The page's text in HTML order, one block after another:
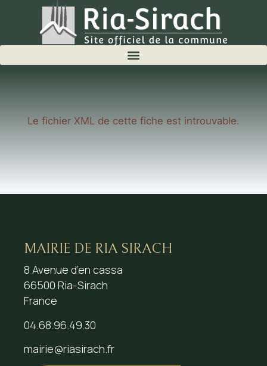
Le fichier XML de cette fiche est introuvable.
MAIRIE DE RIA SIRACH
8 Avenue d’en cassa
66500 Ria-Sirach
France
04.68.96.49.30
mairie@riasirach.fr